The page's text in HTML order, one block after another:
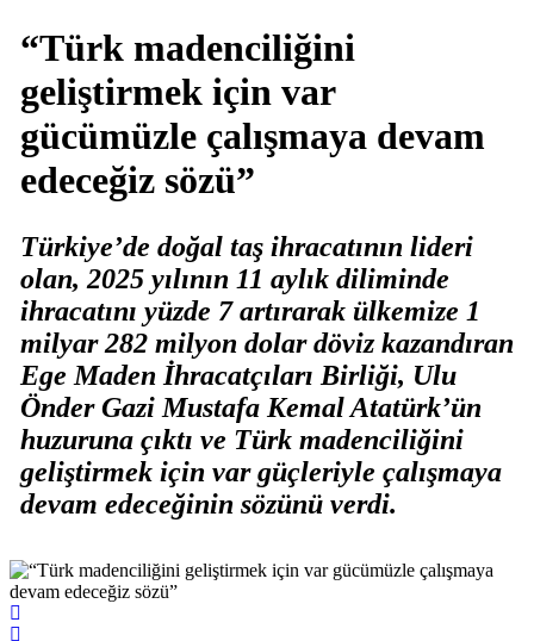
“Türk madenciliğini
geliştirmek için var
gücümüzle çalışmaya devam
edeceğiz sözü”
Türkiye’de doğal taş ihracatının lideri
olan, 2025 yılının 11 aylık diliminde
ihracatını yüzde 7 artırarak ülkemize 1
milyar 282 milyon dolar döviz kazandıran
Ege Maden İhracatçıları Birliği, Ulu
Önder Gazi Mustafa Kemal Atatürk’ün
huzuruna çıktı ve Türk madenciliğini
geliştirmek için var güçleriyle çalışmaya
devam edeceğinin sözünü verdi.